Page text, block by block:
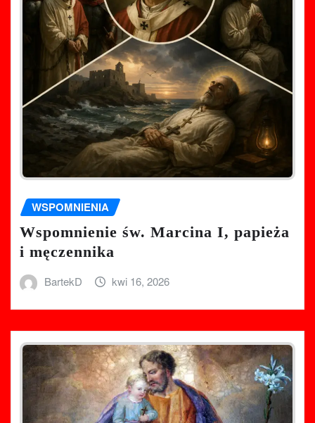
WSPOMNIENIA
Wspomnienie św. Marcina I, papieża
i męczennika
BartekD kwi 16, 2026